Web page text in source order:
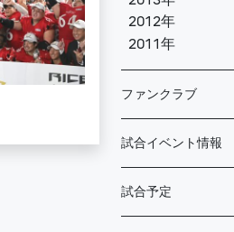
2012年
2011年
ファンクラブ
試合イベント情報
試合予定